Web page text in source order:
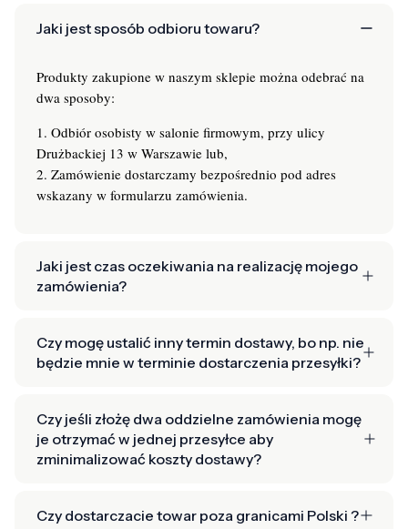
Jaki jest sposób odbioru towaru?
Produkty zakupione w naszym sklepie można odebrać na
dwa sposoby:
1. Odbiór osobisty w salonie firmowym, przy ulicy
Drużbackiej 13 w Warszawie lub,
2. Zamówienie dostarczamy bezpośrednio pod adres
wskazany w formularzu zamówienia.
Jaki jest czas oczekiwania na realizację mojego
zamówienia?
Czy mogę ustalić inny termin dostawy, bo np. nie
będzie mnie w terminie dostarczenia przesyłki?
Czy jeśli złożę dwa oddzielne zamówienia mogę
je otrzymać w jednej przesyłce aby
zminimalizować koszty dostawy?
Czy dostarczacie towar poza granicami Polski ?